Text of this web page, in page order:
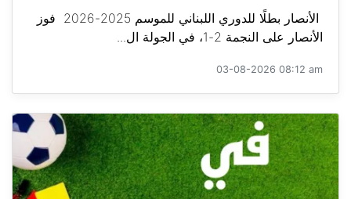
الأنصار بطلًا للدوري اللبناني للموسم 2025-2026 فوز
الأنصار على النجمة 2-1، في الجولة ال...
03-08-2026 08:12 am